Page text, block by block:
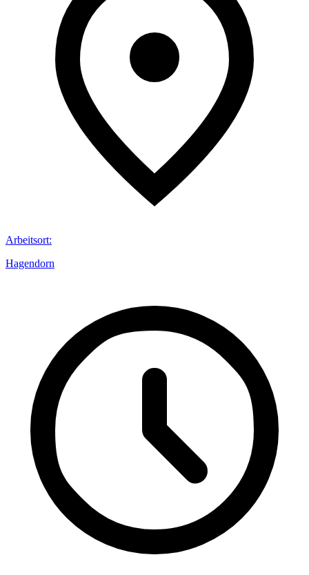
Arbeitsort:
Hagendorn